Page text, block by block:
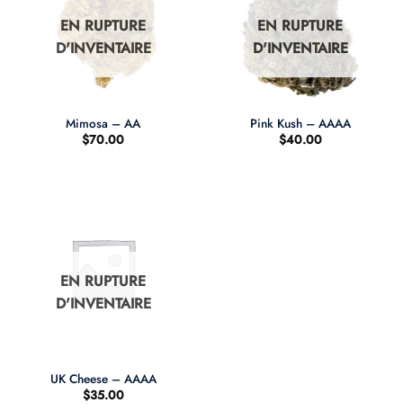
EN RUPTURE
D'INVENTAIRE
Mimosa – AA
$70.00
EN RUPTURE
D'INVENTAIRE
Pink Kush – AAAA
$40.00
EN RUPTURE
D'INVENTAIRE
UK Cheese – AAAA
$35.00